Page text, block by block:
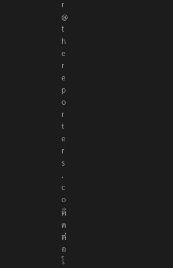
h
e
r
e
p
o
r
t
e
r
s
.
c
o
ติ
ด
ต่
อ
โ
ฆ
ษ
ณ